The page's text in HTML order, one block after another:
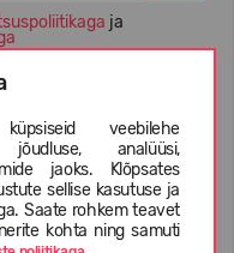
veebilehe
jõudluse, analüüsi,
jaoks. Klõpsates
sellise kasutuse ja
Saate rohkem teavet
kohta ning samuti
ja